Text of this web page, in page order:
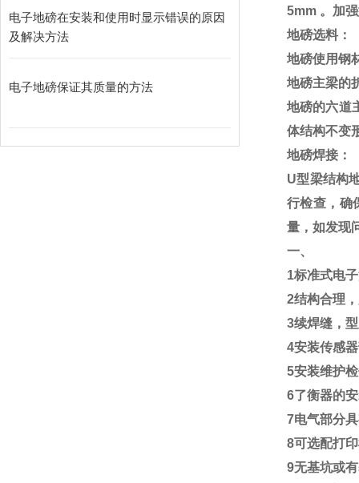
电子地磅在安装和使用时显示错误的原因
及解决方法
电子地磅保证其质量的方法
5mm 。加
地磅选料：
地磅使用钢
地磅主梁的
地磅的六道
体结构不变
地磅焊接：
U型梁结构
行检查，确
量，如发现
一、
1标准式电
2结构合理
3续焊缝，
4安装传感
5安装维护
6了衡器的
7电气部分
8可选配打
9无基坑或